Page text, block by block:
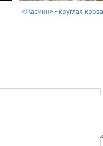
«Жасмин» - круглая